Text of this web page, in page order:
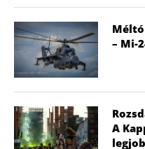
– Mi-
A